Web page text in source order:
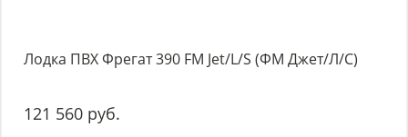
Лодка ПВХ Фрегат 390 FM Jet/L/S (ФМ Джет/Л/С)
121 560 руб.